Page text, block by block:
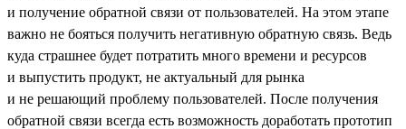
и получение обратной связи от пользователей. На этом этапе
важно не бояться получить негативную обратную связь. Ведь
куда страшнее будет потратить много времени и ресурсов
и выпустить продукт, не актуальный для рынка
и не решающий проблему пользователей. После получения
обратной связи всегда есть возможность доработать прототип